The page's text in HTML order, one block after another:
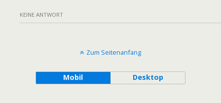
KEINE ANTWORT
Zum Seitenanfang
Mobil Desktop